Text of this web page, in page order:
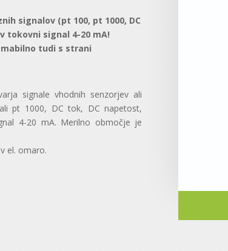
signalov (pt 100, pt 1000, DC
tokovni signal 4-20 mA!
tudi s strani
signale vhodnih senzorjev ali
pt 1000, DC tok, DC napetost,
4-20 mA. Merilno območje je
el. omaro.